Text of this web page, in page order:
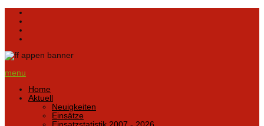
menu
Home
Aktuell
Neuigkeiten
Einsätze